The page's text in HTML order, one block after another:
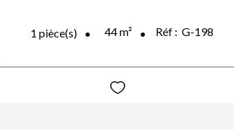
1 pièce(s) 44m² Réf : G-198